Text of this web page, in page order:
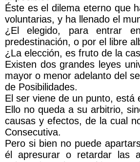
Éste es el dilema eterno que
voluntarias, y ha llenado el
¿El elegido, para entrar
predestinación, o por el libre
¿La elección, es fruto de la
Existen dos grandes leyes
mayor o menor adelanto del
de Posibilidades.
El ser viene de un punto, está
Ello no queda a su arbitrio,
causas y efectos, de la cual
Consecutiva.
Pero si bien no puede
él apresurar o retardar las